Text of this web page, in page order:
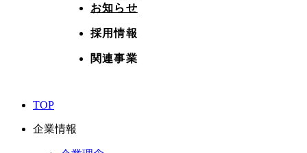
お知らせ
採用情報
関連事業
TOP
企業情報